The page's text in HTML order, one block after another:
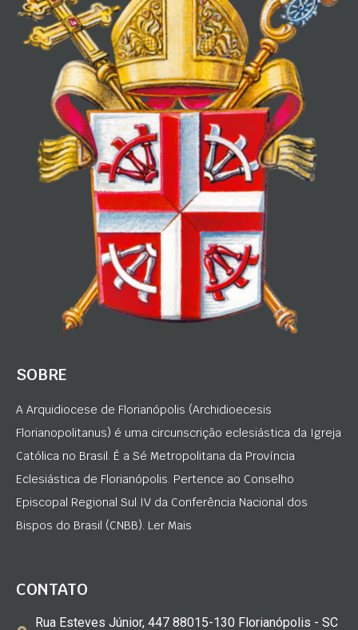
SOBRE
A Arquidiocese de Florianópolis (Archidioecesis
Florianopolitanus) é uma circunscrição eclesiástica da Igreja
Católica no Brasil. É a Sé Metropolitana da Província
Eclesiástica de Florianópolis. Pertence ao Conselho
Episcopal Regional Sul IV da Conferência Nacional dos
Bispos do Brasil (CNBB). Ler Mais
CONTATO
Rua Esteves Júnior, 447 88015-130 Florianópolis - SC